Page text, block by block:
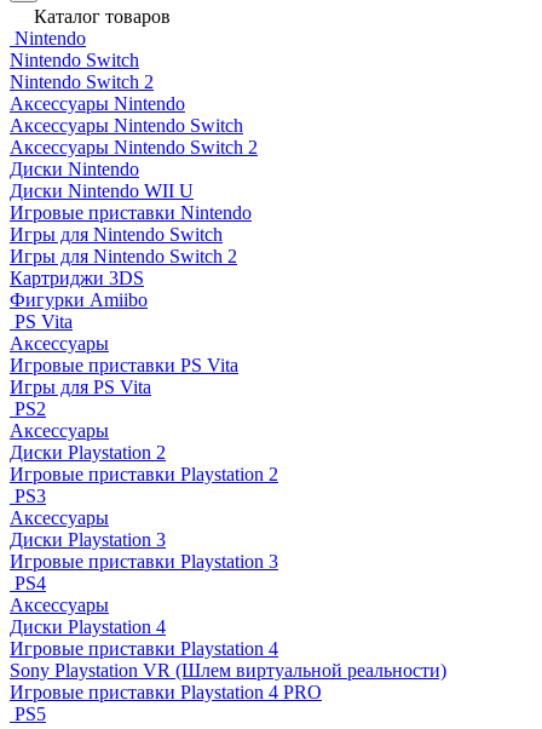
Каталог товаров
Nintendo
Nintendo Switch
Nintendo Switch 2
Аксессуары Nintendo
Аксессуары Nintendo Switch
Аксессуары Nintendo Switch 2
Диски Nintendo
Диски Nintendo WII U
Игровые приставки Nintendo
Игры для Nintendo Switch
Игры для Nintendo Switch 2
Картриджи 3DS
Фигурки Amiibo
PS Vita
Аксессуары
Игровые приставки PS Vita
Игры для PS Vita
PS2
Аксессуары
Диски Playstation 2
Игровые приставки Playstation 2
PS3
Аксессуары
Диски Playstation 3
Игровые приставки Playstation 3
PS4
Аксессуары
Диски Playstation 4
Игровые приставки Playstation 4
Sony Playstation VR (Шлем виртуальной реальности)
Игровые приставки Playstation 4 PRO
PS5